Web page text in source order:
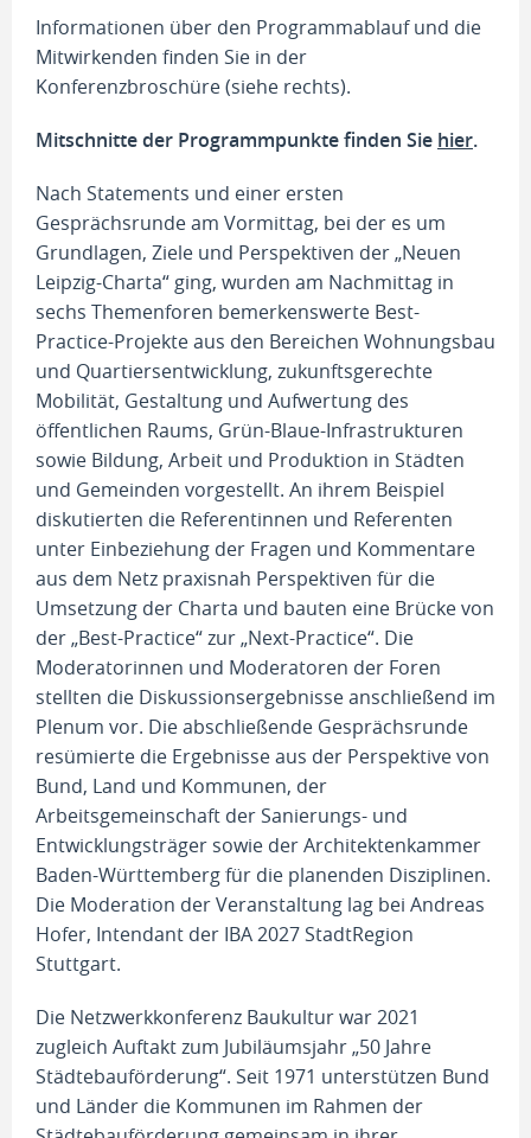
Informationen über den Programmablauf und die
Mitwirkenden finden Sie in der
Konferenzbroschüre (siehe rechts).
Mitschnitte der Programmpunkte finden Sie hier.
Nach Statements und einer ersten
Gesprächsrunde am Vormittag, bei der es um
Grundlagen, Ziele und Perspektiven der „Neuen
Leipzig-Charta“ ging, wurden am Nachmittag in
sechs Themenforen bemerkenswerte Best-
Practice-Projekte aus den Bereichen Wohnungsbau
und Quartiersentwicklung, zukunftsgerechte
Mobilität, Gestaltung und Aufwertung des
öffentlichen Raums, Grün-Blaue-Infrastrukturen
sowie Bildung, Arbeit und Produktion in Städten
und Gemeinden vorgestellt. An ihrem Beispiel
diskutierten die Referentinnen und Referenten
unter Einbeziehung der Fragen und Kommentare
aus dem Netz praxisnah Perspektiven für die
Umsetzung der Charta und bauten eine Brücke von
der „Best-Practice“ zur „Next-Practice“. Die
Moderatorinnen und Moderatoren der Foren
stellten die Diskussionsergebnisse anschließend im
Plenum vor. Die abschließende Gesprächsrunde
resümierte die Ergebnisse aus der Perspektive von
Bund, Land und Kommunen, der
Arbeitsgemeinschaft der Sanierungs- und
Entwicklungsträger sowie der Architektenkammer
Baden-Württemberg für die planenden Disziplinen.
Die Moderation der Veranstaltung lag bei Andreas
Hofer, Intendant der IBA 2027 StadtRegion
Stuttgart.
Die Netzwerkkonferenz Baukultur war 2021
zugleich Auftakt zum Jubiläumsjahr „50 Jahre
Städtebauförderung“. Seit 1971 unterstützen Bund
und Länder die Kommunen im Rahmen der